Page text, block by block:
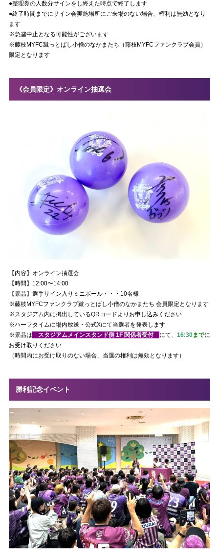
●整理券の人数分サインをし終えた時点で終了します
●終了時間までにサイン会実施場所にご来場のない場合、権利は無効となり
ます
※急遽中止となる可能性がございます
※藤枝MYFC蹴っとばし小僧のなかまたち（藤枝MYFCファンクラブ会員）
限定となります
《会員限定》オンライン抽選会
【内容】オンライン抽選会
【時間】12:00〜14:00
【景品】選手サイン入りミニボール・・・10名様
※藤枝MYFCファンクラブ蹴っとばし小僧のなかまたち 会員限定となります
※スタジアム内に掲出しているQRコードよりお申し込みください
※ハーフタイムに場内放送・公式Xにて当選者を発表します
※景品は スタジアムメインスタンド側 1F 関係者受付 にて、 16:30までに
お受け取りください
（時間内にお受け取りのない場合、当選の権利は無効となります）
勝利記念イベント